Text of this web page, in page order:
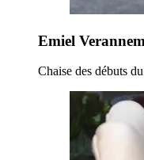
Emiel
Chaise des débuts